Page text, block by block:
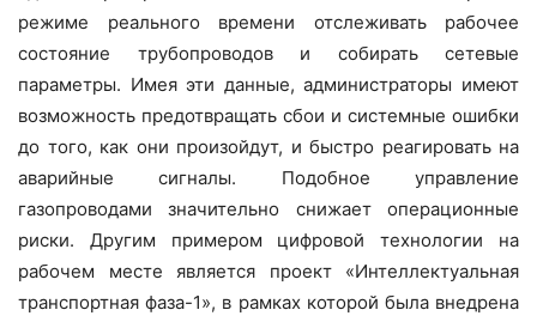
режиме реального времени отслеживать рабочее
состояние трубопроводов и собирать сетевые
параметры. Имея эти данные, администраторы имеют
возможность предотвращать сбои и системные ошибки
до того, как они произойдут, и быстро реагировать на
аварийные сигналы. Подобное управление
газопроводами значительно снижает операционные
риски. Другим примером цифровой технологии на
рабочем месте является проект «Интеллектуальная
транспортная фаза-1», в рамках которой была внедрена